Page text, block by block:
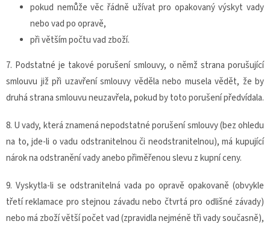
pokud nemůže věc řádně užívat pro opakovaný výskyt vady
nebo vad po opravě,
při větším počtu vad zboží.
7. Podstatné je takové porušení smlouvy, o němž strana porušující
smlouvu již při uzavření smlouvy věděla nebo musela vědět, že by
druhá strana smlouvu neuzavřela, pokud by toto porušení předvídala.
8. U vady, která znamená nepodstatné porušení smlouvy (bez ohledu
na to, jde-li o vadu odstranitelnou či neodstranitelnou), má kupující
nárok na odstranění vady anebo přiměřenou slevu z kupní ceny.
9. Vyskytla-li se odstranitelná vada po opravě opakovaně (obvykle
třetí reklamace pro stejnou závadu nebo čtvrtá pro odlišné závady)
nebo má zboží větší počet vad (zpravidla nejméně tři vady současně),